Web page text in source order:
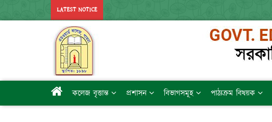
LATEST NOTICE
কলেজ বৃত্তান্ত প্রশাসন বিভাগসমূহ পাঠ্যক্রম বিষয়ক